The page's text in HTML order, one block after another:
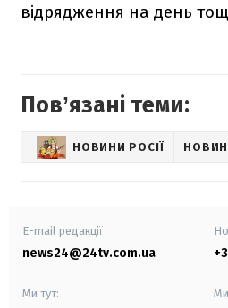
відрядження на день
Повʼязані теми:
НОВИНИ РОСІЇ
E-mail редакції
news24@24tv.com.ua
Ми тут: